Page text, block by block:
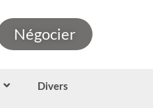
Négocier
Divers